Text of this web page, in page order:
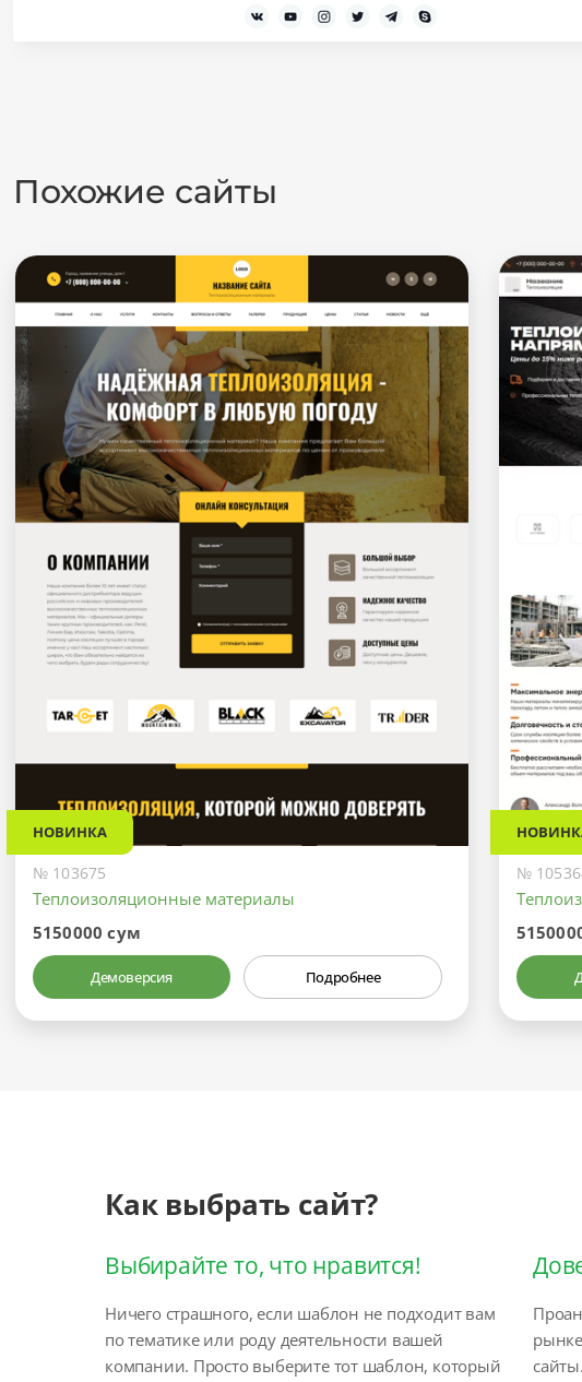
Похожие сайты
НОВИНКА
№ 103675
Теплоизоляционные материалы
5150000 сум
Демоверсия Подробнее
№
Как выбрать сайт?
Выбирайте то, что нравится!
Ничего страшного, если шаблон не подходит вам
по тематике или роду деятельности вашей
компании. Просто выберите тот шаблон, который